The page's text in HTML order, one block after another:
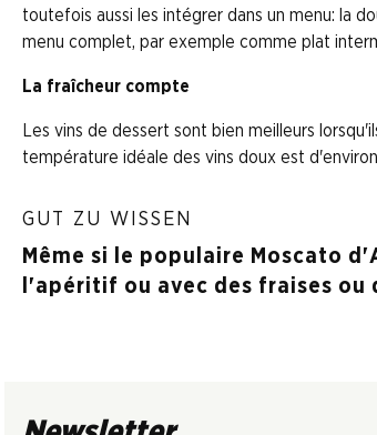
toutefois aussi les intégrer dans un menu: la
menu complet, par exemple comme plat
La fraîcheur compte
Les vins de dessert sont bien meilleurs
température idéale des vins doux est
GUT ZU WISSEN
Même si le populaire Moscato
l'apéritif ou avec des fraises ou